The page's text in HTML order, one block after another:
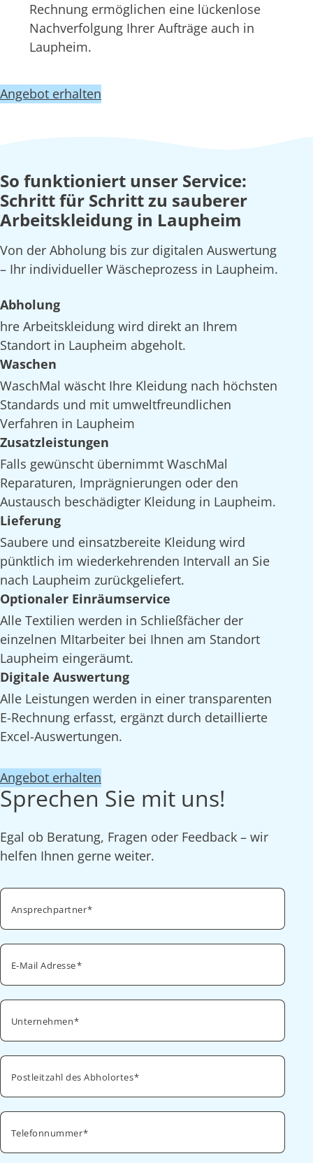
Rechnung ermöglichen eine lückenlose
Nachverfolgung Ihrer Aufträge auch in
Laupheim.
Angebot erhalten
So funktioniert unser Service:
Schritt für Schritt zu sauberer
Arbeitskleidung in Laupheim
Von der Abholung bis zur digitalen Auswertung
– Ihr individueller Wäscheprozess in Laupheim.
Abholung
hre Arbeitskleidung wird direkt an Ihrem
Standort in Laupheim abgeholt.
Waschen
WaschMal wäscht Ihre Kleidung nach höchsten
Standards und mit umweltfreundlichen
Verfahren in Laupheim
Zusatzleistungen
Falls gewünscht übernimmt WaschMal
Reparaturen, Imprägnierungen oder den
Austausch beschädigter Kleidung in Laupheim.
Lieferung
Saubere und einsatzbereite Kleidung wird
pünktlich im wiederkehrenden Intervall an Sie
nach Laupheim zurückgeliefert.
Optionaler Einräumservice
Alle Textilien werden in Schließfächer der
einzelnen MItarbeiter bei Ihnen am Standort
Laupheim eingeräumt.
Digitale Auswertung
Alle Leistungen werden in einer transparenten
E-Rechnung erfasst, ergänzt durch detaillierte
Excel-Auswertungen.
Angebot erhalten
Sprechen Sie mit uns!
Egal ob Beratung, Fragen oder Feedback – wir
helfen Ihnen gerne weiter.
Ansprechpartner
E-Mail Adresse
Unternehmen
Postleitzahl des Abholortes
Telefonnummer